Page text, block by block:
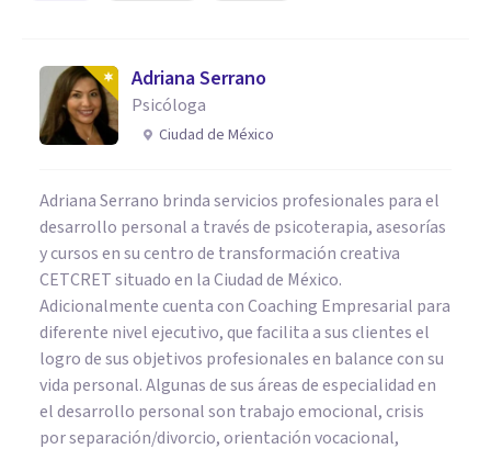
Adriana Serrano
Psicóloga
Ciudad de México
Adriana Serrano brinda servicios profesionales para el
desarrollo personal a través de psicoterapia, asesorías
y cursos en su centro de transformación creativa
CETCRET situado en la Ciudad de México.
Adicionalmente cuenta con Coaching Empresarial para
diferente nivel ejecutivo, que facilita a sus clientes el
logro de sus objetivos profesionales en balance con su
vida personal. Algunas de sus áreas de especialidad en
el desarrollo personal son trabajo emocional, crisis
por separación/divorcio, orientación vocacional,